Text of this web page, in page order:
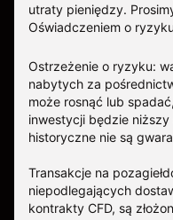
utraty pieniędzy.
Oświadczeniem o
Ostrzeżenie o ryzyku:
nabytych za
może rosnąć lub
inwestycji będzie
historyczne nie są
Transakcje na
niepodlegających
kontrakty CFD, są